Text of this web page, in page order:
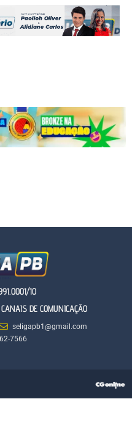
10
DE COMUNICAÇÃO
seligapb1@gmail.com
7566